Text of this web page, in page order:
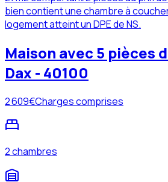
bien contient une chambre à
logement atteint un DPE de NS.
Maison avec 5 pièces
Dax - 40100
2 609€Charges comprises
2 chambres